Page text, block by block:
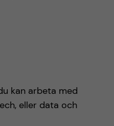
kan arbeta med
eller data och